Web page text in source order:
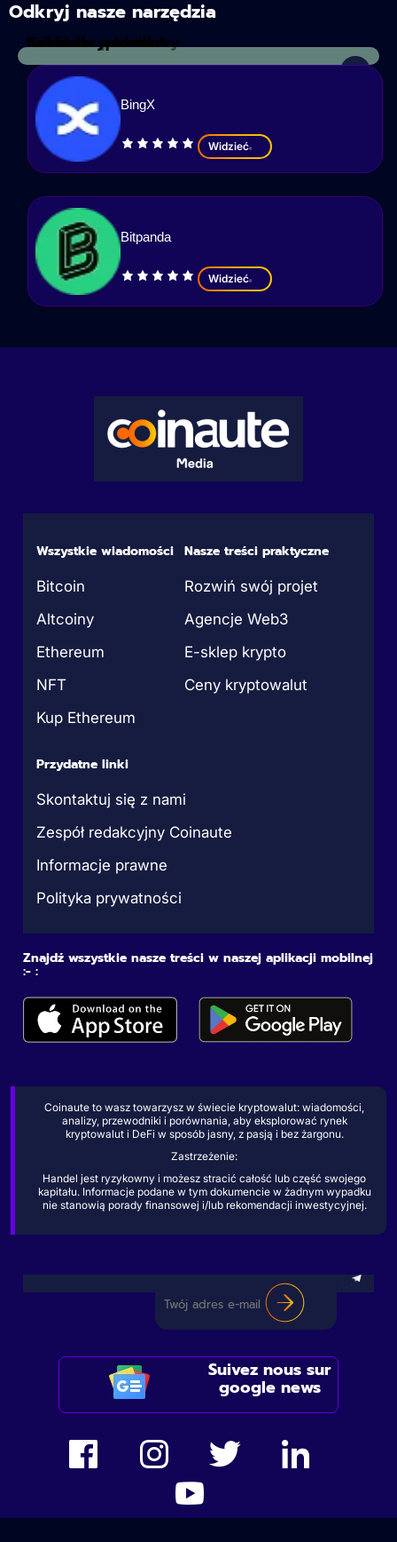
Odkryj nasze narzędzia
Kalkulator podatkowy
Analiza kryptowalut
BingX
Widzieć
Bitpanda
Widzieć
Wszystkie wiadomości
Bitcoin
Altcoiny
Ethereum
NFT
Kup Ethereum
Nasze treści praktyczne
Rozwiń swój projet
Agencje Web3
E-sklep krypto
Ceny kryptowalut
Przydatne linki
Skontaktuj się z nami
Zespół redakcyjny Coinaute
Informacje prawne
Polityka prywatności
Znajdź wszystkie nasze treści w naszej aplikacji mobilnej
:- :
Coinaute to wasz towarzysz w świecie kryptowalut: wiadomości,
analizy, przewodniki i porównania, aby eksplorować rynek
kryptowalut i DeFi w sposób jasny, z pasją i bez żargonu.
Zastrzeżenie:
Handel jest ryzykowny i możesz stracić całość lub część swojego
kapitału. Informacje podane w tym dokumencie w żadnym wypadku
nie stanowią porady finansowej i/lub rekomendacji inwestycyjnej.
Suivez nous sur
google news